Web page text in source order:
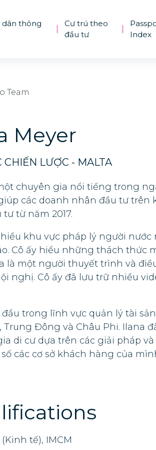
dân thông
Cư trú theo
đầu tư
Index
Team
Meyer
CHIẾN LƯỢC - MALTA
chuyên gia nổi tiếng trong
các doanh nhân đầu tư trên
tư từ năm 2017.
khu vực pháp lý người
Cô ấy hiểu những thách thức
là một người thuyết trình và
nghị. Cô ấy đã lưu trữ nhiều
trong lĩnh vực quản lý tài
Trung Đông và Châu Phi. Ilana
di cư dựa trên các giải pháp
các cơ sở khách hàng của
tế), IMCM